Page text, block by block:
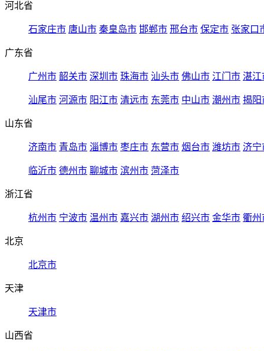
河北省
石家庄市 唐山市 秦皇岛市 邯郸市 邢台市 保定市 张家口
广东省
广州市 韶关市 深圳市 珠海市 汕头市 佛山市 江门市 湛江
汕尾市 河源市 阳江市 清远市 东莞市 中山市 潮州市 揭阳
山东省
济南市 青岛市 淄博市 枣庄市 东营市 烟台市 潍坊市 济宁
临沂市 德州市 聊城市 滨州市 菏泽市
浙江省
杭州市 宁波市 温州市 嘉兴市 湖州市 绍兴市 金华市 衢州
北京
北京市
天津
天津市
山西省